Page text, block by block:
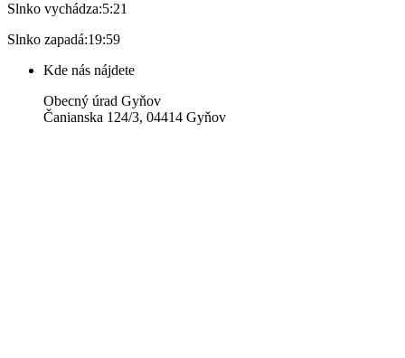
Slnko vychádza:5:21
Slnko zapadá:19:59
Kde nás nájdete
Obecný úrad Gyňov
Čanianska 124/3, 04414 Gyňov